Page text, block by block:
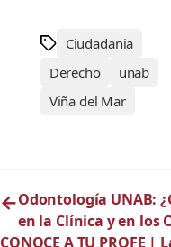
Ciudadania
Derecho
unab
Viña del Mar
←Odontología UNAB:
en la Clínica y en los
CONOCE A TU PROFE